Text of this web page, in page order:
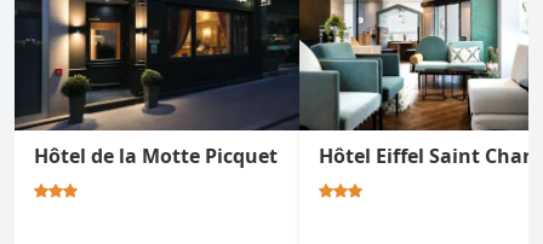
Hôtel de la Motte Picquet Hôtel Eiffel Saint